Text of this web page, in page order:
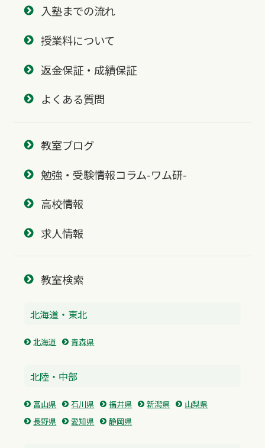
入塾までの流れ
授業料について
返金保証・成績保証
よくある質問
教室ブログ
勉強・受験情報コラム-ワム研-
高校情報
求人情報
教室検索
北海道・東北
北海道 青森県
北陸・中部
富山県 石川県 福井県 新潟県
山梨県
長野県
愛知県 静岡県